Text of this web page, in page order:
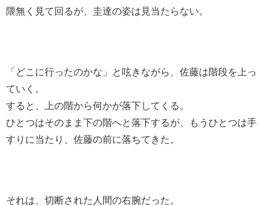
隈無く見て回るが、圭達の姿は見当たらない。
「どこに行ったのかな」と呟きながら、佐藤は階段を上っ
ていく。
すると、上の階から何かが落下してくる。
ひとつはそのまま下の階へと落下するが、もうひとつは手
すりに当たり、佐藤の前に落ちてきた。
それは、切断された人間の右腕だった。